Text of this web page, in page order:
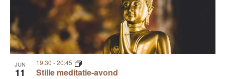
t
o
t
o
JUN
11 Stille meditatie-avond
19:30 -20:45